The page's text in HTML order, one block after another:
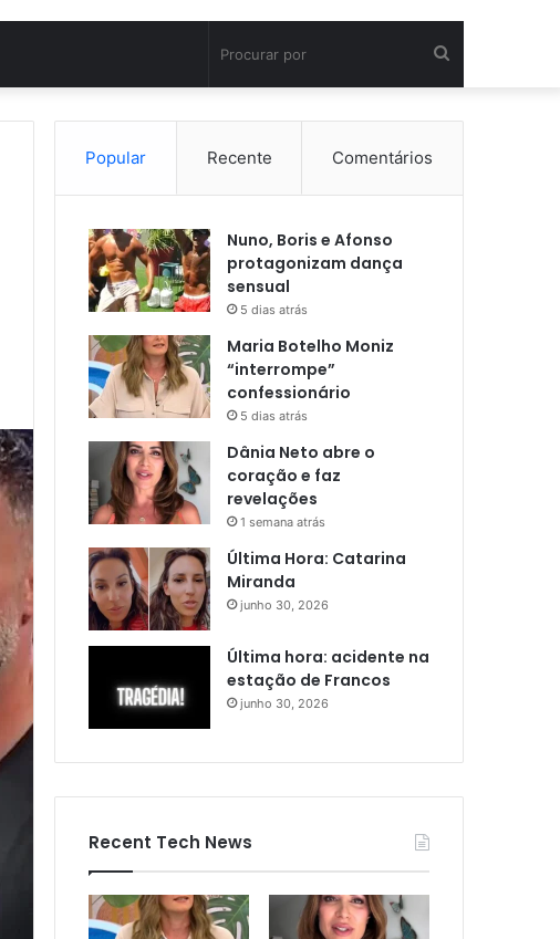
por
Popular Recente Comentários
Nuno, Boris e Afonso
protagonizam dança
sensual
5 dias atrás
Maria Botelho Moniz
“interrompe”
confessionário
5 dias atrás
Dânia Neto abre o
coração e faz
revelações
1 semana atrás
Última Hora: Catarina
Miranda
junho 30, 2026
Última hora: acidente na
estação de Francos
junho 30, 2026
Recent Tech News